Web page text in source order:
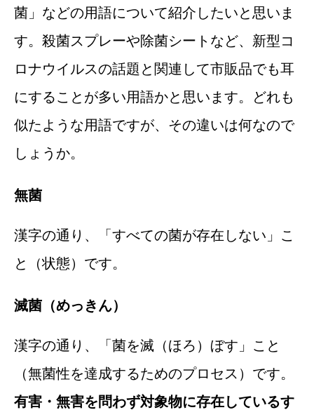
菌」などの用語について紹介したいと思いま
す。殺菌スプレーや除菌シートなど、新型コ
ロナウイルスの話題と関連して市販品でも耳
にすることが多い用語かと思います。どれも
似たような用語ですが、その違いは何なので
しょうか。
無菌
漢字の通り、「すべての菌が存在しない」こ
と（状態）です。
滅菌 （めっきん）
漢字の通り、「菌を滅（ほろ）ぼす」こと
（無菌性を達成するためのプロセス）です。
有害・無害を問わず対象物に存在しているす